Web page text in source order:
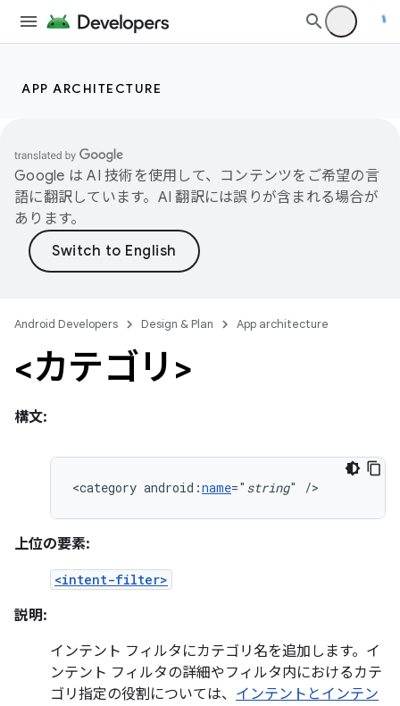
APP ARCHITECTURE
Google は AI 技術を使用して、コンテンツをご希望の言
語に翻訳しています。AI 翻訳には誤りが含まれる場合が
あります。
Android Developers Design & Plan App architecture
<カテゴリ>
構文:
<category android:name=" string" />
上位の要素:
<intent-filter>
説明:
インテント フィルタにカテゴリ名を追加します。イ
ンテント フィルタの詳細やフィルタ内におけるカテ
ゴリ指定の役割については、 インテントとインテン